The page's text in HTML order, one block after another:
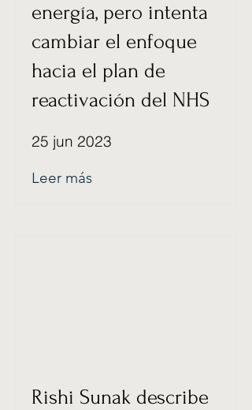
energía, pero intenta
cambiar el enfoque
hacia el plan de
reactivación del NHS
25 jun 2023
Leer más
Rishi Sunak describe